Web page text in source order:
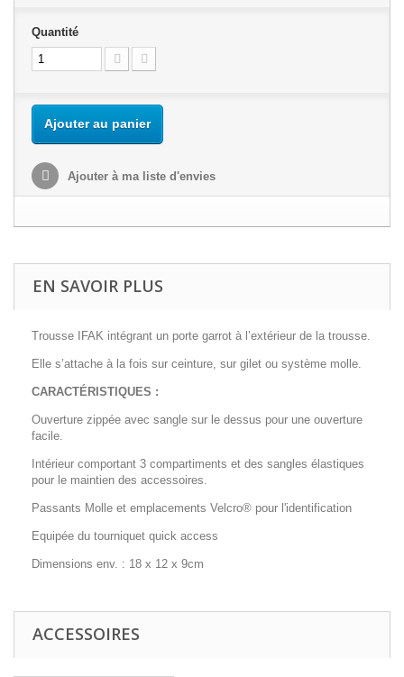
Quantité
Ajouter au panier
Ajouter à ma liste d'envies
EN SAVOIR PLUS
Trousse IFAK intégrant un porte garrot à l’extérieur de la trousse.
Elle s’attache à la fois sur ceinture, sur gilet ou système molle.
CARACTÉRISTIQUES :
Ouverture zippée avec sangle sur le dessus pour une ouverture
facile.
Intérieur comportant 3 compartiments et des sangles élastiques
pour le maintien des accessoires.
Passants Molle et emplacements Velcro® pour l'identification
Equipée du tourniquet quick access
Dimensions env. : 18 x 12 x 9cm
ACCESSOIRES